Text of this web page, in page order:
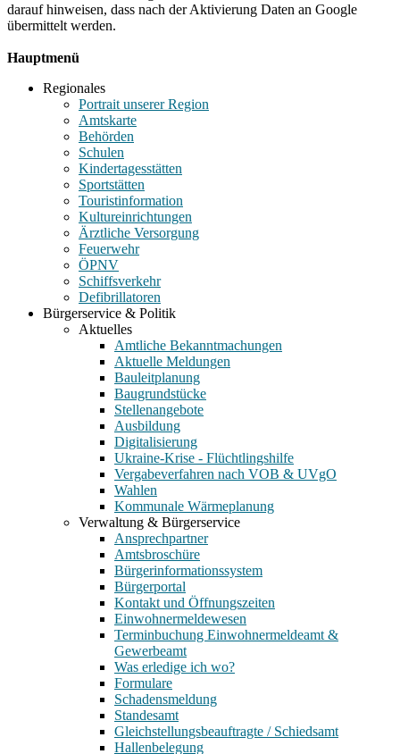
darauf hinweisen, dass nach der Aktivierung Daten an Google
übermittelt werden.
Hauptmenü
Regionales
Portrait unserer Region
Amtskarte
Behörden
Schulen
Kindertagesstätten
Sportstätten
Touristinformation
Kultureinrichtungen
Ärztliche Versorgung
Feuerwehr
ÖPNV
Schiffsverkehr
Defibrillatoren
Bürgerservice & Politik
Aktuelles
Amtliche Bekanntmachungen
Aktuelle Meldungen
Bauleitplanung
Baugrundstücke
Stellenangebote
Ausbildung
Digitalisierung
Ukraine-Krise - Flüchtlingshilfe
Vergabeverfahren nach VOB & UVgO
Wahlen
Kommunale Wärmeplanung
Verwaltung & Bürgerservice
Ansprechpartner
Amtsbroschüre
Bürgerinformationssystem
Bürgerportal
Kontakt und Öffnungszeiten
Einwohnermeldewesen
Terminbuchung Einwohnermeldeamt &
Gewerbeamt
Was erledige ich wo?
Formulare
Schadensmeldung
Standesamt
Gleichstellungsbeauftragte / Schiedsamt
Hallenbelegung